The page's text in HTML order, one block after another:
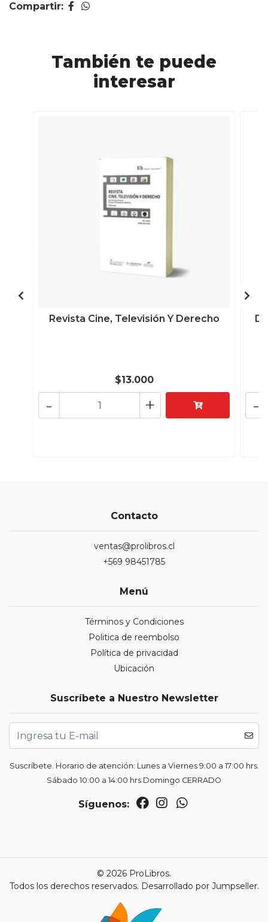
Compartir:
También te puede
interesar
Revista Cine, Televisión Y Derecho
$13.000
+
- -
Contacto
ventas@prolibros.cl
+569 98451785
Menú
Términos y Condiciones
Politica de reembolso
Política de privacidad
Ubicación
Suscríbete a Nuestro Newsletter
Suscríbete. Horario de atención: Lunes a Viernes 9:00 a 17:00 hrs.
Sábado 10:00 a 14:00 hrs Domingo CERRADO
Síguenos:
© 2026 ProLibros.
Todos los derechos reservados. Desarrollado por Jumpseller.